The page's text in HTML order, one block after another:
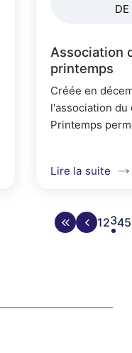
DE
Association
printemps
Créée en
l'association du
Printemps
connaître et de
Lire la suite
Aller à la
PageAller à
1Aller
2345